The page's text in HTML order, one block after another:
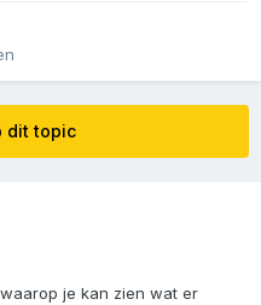
dit topic
je kan zien wat er